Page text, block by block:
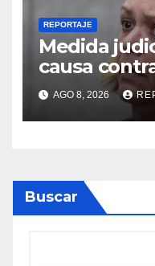
REPORTAJE
Medida
causa
AGO 8, 2026
Buscar